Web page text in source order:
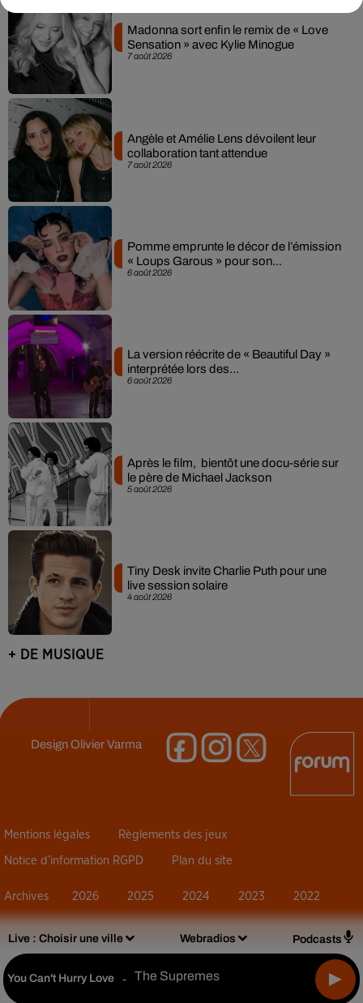
Live : Choisir une ville Webradios Podcasts
You Can't Hurry Love - The Supremes
7 août 2026
Madonna sort enfin le remix de « Love
Sensation » avec Kylie Minogue
7 août 2026
Angèle et Amélie Lens dévoilent leur
collaboration tant attendue
6 août 2026
Pomme emprunte le décor de l’émission
« Loups Garous » pour son...
6 août 2026
La version réécrite de « Beautiful Day »
interprétée lors des...
5 août 2026
Après le film, bientôt une docu-série sur
le père de Michael Jackson
4 août 2026
Tiny Desk invite Charlie Puth pour une
live session solaire
+ DE MUSIQUE
DesignOlivier Varma
Mentions légales Règlements des jeux
Notice d’information RGPD Plan du site
Archives 2026 2025 2024 2023 2022